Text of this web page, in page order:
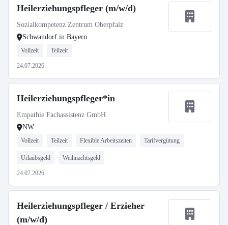
Heilerziehungspfleger (m/w/d)
Sozialkompetenz Zentrum Oberpfalz
Schwandorf in Bayern
Vollzeit Teilzeit
24.07.2026
Heilerziehungspfleger*in
Empathie Fachassistenz GmbH
NW
Vollzeit Teilzeit Flexible Arbeitszeiten Tarifvergütung
Urlaubsgeld Weihnachtsgeld
24.07.2026
Heilerziehungspfleger / Erzieher
(m/w/d)